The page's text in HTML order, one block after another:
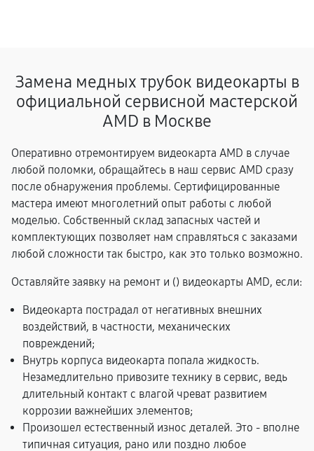
Замена медных трубок видеокарты в
официальной сервисной мастерской
AMD в Москве
Оперативно отремонтируем видеокарта AMD в случае
любой поломки, обращайтесь в наш сервис AMD сразу
после обнаружения проблемы. Сертифицированные
мастера имеют многолетний опыт работы с любой
моделью. Собственный склад запасных частей и
комплектующих позволяет нам справляться с заказами
любой сложности так быстро, как это только возможно.
Оставляйте заявку на ремонт и () видеокарты AMD, если:
Видеокарта пострадал от негативных внешних
воздействий, в частности, механических
повреждений;
Внутрь корпуса видеокарта попала жидкость.
Незамедлительно привозите технику в сервис, ведь
длительный контакт с влагой чреват развитием
коррозии важнейших элементов;
Произошел естественный износ деталей. Это - вполне
типичная ситуация, рано или поздно любое